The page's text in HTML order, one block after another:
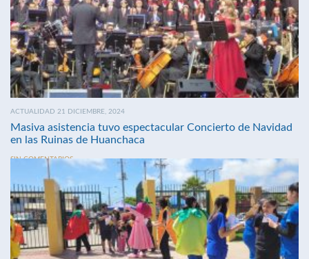
ACTUALIDAD 21 DICIEMBRE, 2024
Masiva asistencia tuvo espectacular Concierto de Navidad
en las Ruinas de Huanchaca
SIN COMENTARIOS